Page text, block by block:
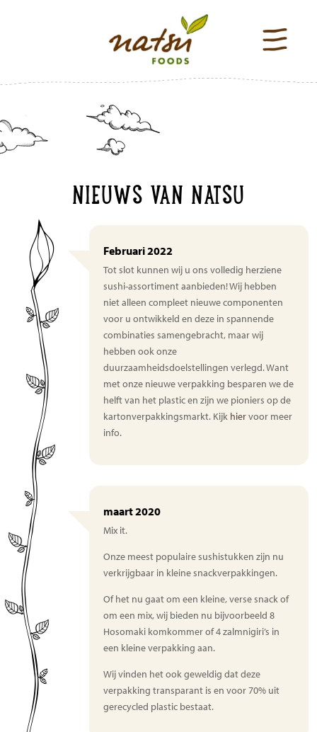
NIEUWS VAN NATSU
Februari 2022
Tot slot kunnen wij u ons volledig herziene
sushi-assortiment aanbieden! Wij hebben
niet alleen compleet nieuwe componenten
voor u ontwikkeld en deze in spannende
combinaties samengebracht, maar wij
hebben ook onze
duurzaamheidsdoelstellingen verlegd. Want
met onze nieuwe verpakking besparen we de
helft van het plastic en zijn we pioniers op de
kartonverpakkingsmarkt. Kijk hiervoor meer
info.
maart 2020
Mix it.
Onze meest populaire sushistukken zijn nu
verkrijgbaar in kleine snackverpakkingen.
Of het nu gaat om een kleine, verse snack of
om een mix, wij bieden nu bijvoorbeeld 8
Hosomaki komkommer of 4 zalmnigiri’s in
een kleine verpakking aan.
Wij vinden het ook geweldig dat deze
verpakking transparant is en voor 70% uit
gerecycled plastic bestaat.